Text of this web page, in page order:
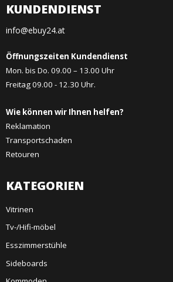
KUNDENDIENST
info@ebuy24.at
Öffnungszeiten Kundendienst
Mon. bis Do. 09.00 – 13.00 Uhr
Freitag 09.00 - 12.30 Uhr.
Wie können wir Ihnen helfen?
Reklamation
Transportschaden
Retouren
KATEGORIEN
Vitrinen
Tv-/Hifi-möbel
Esszimmerstühle
Sideboards